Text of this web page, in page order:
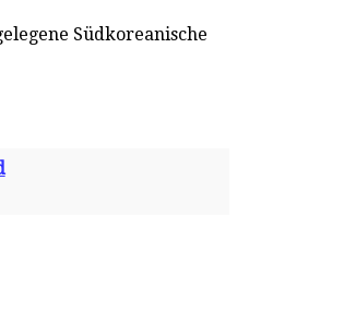
Südkoreanische